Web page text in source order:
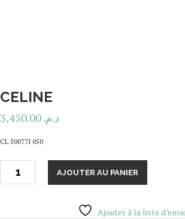
CELINE
د.م.
CL 50077I 050
AJOUTER AU PANIER
Ajouter à la liste